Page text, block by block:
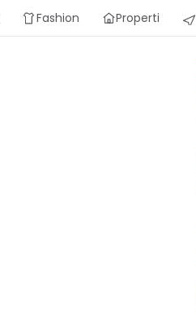
Fashion Properti